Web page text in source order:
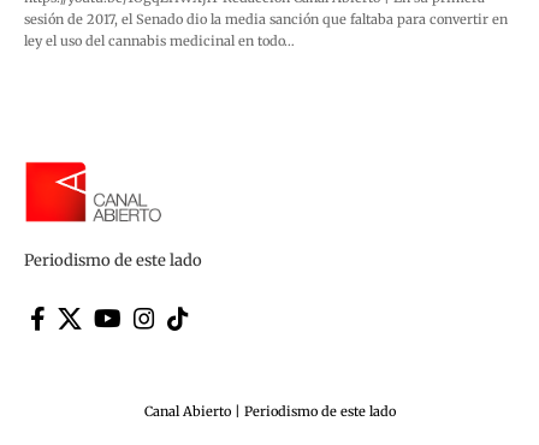
sesión de 2017, el Senado dio la media sanción que faltaba para convertir en
ley el uso del cannabis medicinal en todo…
Periodismo de este lado
Canal Abierto | Periodismo de este lado